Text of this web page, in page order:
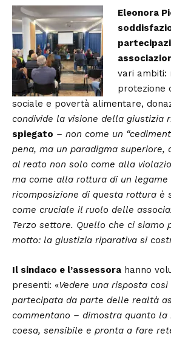
Eleonora
vari ambiti:
protezione
sociale e povertà alimentare,
condivide la visione della giustizia
spiegato – non come un
pena, ma un paradigma superiore,
al reato non solo come alla
ma come alla rottura di un legame
ricomposizione di questa rottura è
come cruciale il ruolo delle
Terzo settore. Quello che ci siamo
motto: la giustizia riparativa si
Il sindaco e l’assessora hanno
presenti: «Vedere una risposta
partecipata da parte delle realtà
commentano – dimostra quanto
coesa, sensibile e pronta a fare